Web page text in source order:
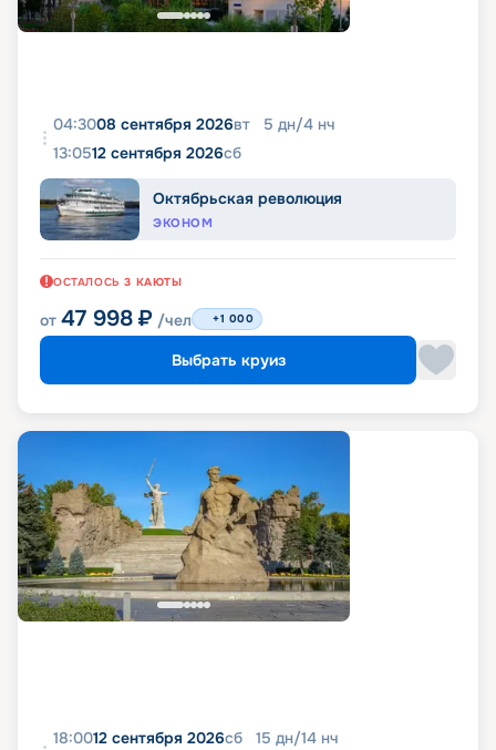
04:3008 сентября 2026вт 5 дн/4 нч
13:0512 сентября 2026сб
Октябрьская революция
ЭКОНОМ
ОСТАЛОСЬ 3 КАЮТЫ
от 47 998 ₽ /чел +1 000
Выбрать круиз
18:0012 сентября 2026сб 15 дн/14 нч